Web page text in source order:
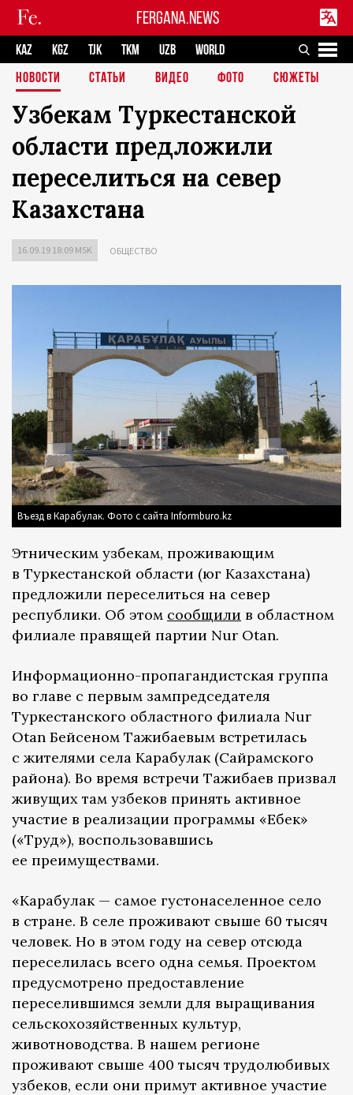
FERGANA.NEWS
KAZ KGZ TJK TKM UZB
WORLD
НОВОСТИ
СТАТЬИ ВИДЕО ФОТО СЮЖЕТЫ
Узбекам Туркестанской
области предложили
переселиться на север
Казахстана
16.09.19 18:09 MSK ОБЩЕСТВО
Въезд в Карабулак. Фото с сайта Informburo.kz
Этническим узбекам, проживающим
в Туркестанской области (юг Казахстана)
предложили переселиться на север
республики. Об этом сообщили в областном
филиале правящей партии Nur Otan.
Информационно-пропагандистская группа
во главе с первым зампредседателя
Туркестанского областного филиала Nur
Otan Бейсеном Тажибаевым встретилась
с жителями села Карабулак (Сайрамского
района). Во время встречи Тажибаев призвал
живущих там узбеков принять активное
участие в реализации программы​ «Еңбек»
(«Труд»), воспользовавшись
ее преимуществами.
«Карабулак — самое густонаселенное село
в стране. В селе проживают свыше 60 тысяч
человек. Но в этом году на север отсюда
переселилась всего одна семья. Проектом
предусмотрено предоставление​
переселившимся земли для выращивания
сельскохозяйственных культур,
животноводства. В нашем регионе
проживают свыше 400 тысяч трудолюбивых
узбеков, если они примут активное участие